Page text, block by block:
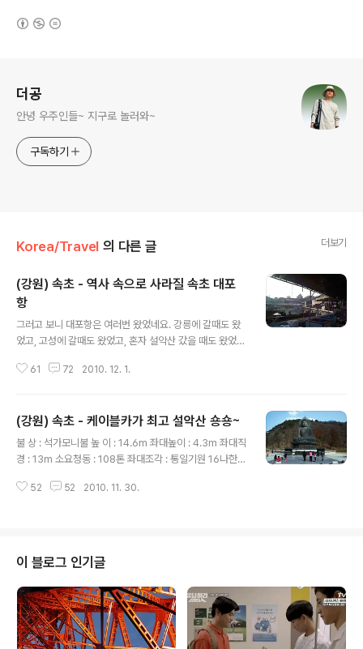
더공
안녕 우주인들~ 지구로 놀러와~
구독하기
Korea/Travel 의 다른 글 더보기
(강원) 속초 - 역사 속으로 사라질 속초 대포
항
그러고 보니 대포항은 여러번 왔었네요. 강릉에 갈때도 왔
었고, 고성에 갈때도 왔었고, 혼자 설악산 갔을 때도 왔었
그래서인지 풍경이 상당히 낯익습니다. 친구들과 설악산
친구가 원래 가던 곳이 있으니 "꼭 대포항으로 가자"는 말
에 결국 다시 한번 오게 되었네요. 그런데 이번에 방문하면
서 다소 이상한 장면을 목격했습니다. 분명 바닷가였던 곳
라는 곳이 있잖아요. 원래는 지도처럼 바로 바닷가가 펼쳐
61 72 2010. 12. 1.
(강원) 속초 - 케이블카가 최고 설악산 숑숑~
불 상 : 석가모니불 높 이 : 14.6m 좌대높이 : 4.3m 좌대직
경 : 13m 소요청동 : 108톤 좌대조각 : 통일기원 16나한상
민족통일의 비원(悲願)을 안은 청동 석가모니 부처님이 이
고 드디어 '97년 10월 25일 점안' 대법회를 봉행하였다.
석가모니부처님을 형상화한 청동대불은 거불(巨佛)로서
좌대 높이 4.3m, 대불 높이 14.6m, 좌대 직경 13m, 아파
트 6층 높이에 1백8t의 청동이 사용되었다. 8면 좌대에는
통일을 기원하는 십육 나한상(十六羅..
52 52 2010. 11. 30.
이 블로그 인기글